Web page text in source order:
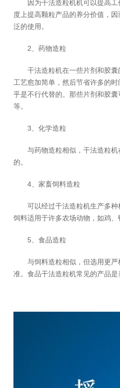
因为干法造粒机机可以提高工作效
度上提高颗粒产品的养分价值
泛的使用。
2、药物造粒
干法造粒机在一些片剂和胶囊的
工艺愈加简单，然后节省许多的时
乎是不行代替的。那些片剂和胶囊
等。
3、化学造粒
与药物造粒相似，干法造粒
的。
4、家畜饲料造粒
可以经过干法造粒机生产多种标
饲料适用于许多农场动物，如鸡、鸭、
5、食品造粒
与饲料造粒相似，但选用更
准。食品干法造粒机常见的产品是养